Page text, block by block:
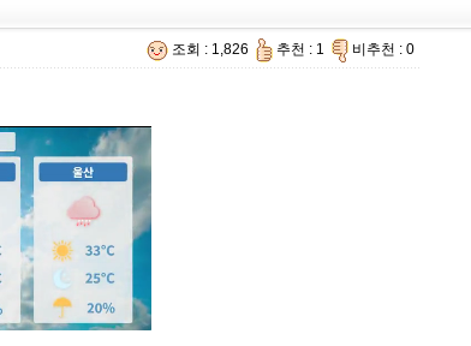
조회 : 1,826 추천 : 1 비추천 : 0